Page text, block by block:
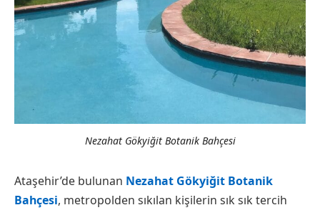
Nezahat Gökyiğit Botanik Bahçesi
Ataşehir’de bulunan Nezahat Gökyiğit Botanik
Bahçesi, metropolden sıkılan kişilerin sık sık tercih